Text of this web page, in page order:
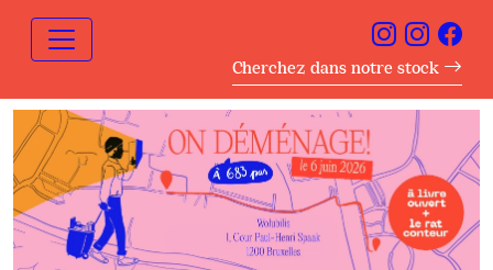
Cherchez dans notre stock